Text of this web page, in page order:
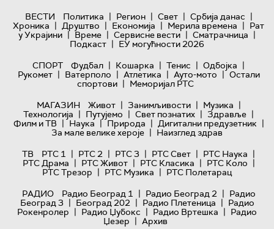
ВЕСТИ Политика | Регион | Свет | Србија данас |
Хроника | Друштво | Економија | Мерила времена | Рат
у Украјини | Време | Сервисне вести | Сматрачница |
Подкаст | ЕУ могућности 2026
СПОРТ
Фудбал | Кошарка | Тенис | Одбојка |
Рукомет | Ватерполо | Атлетика | Ауто-мото | Остали
спортови | Меморијал РТС
МАГАЗИН
Живот | Занимљивости | Музика |
Технологијa | Путујемо | Свет познатих | Здравље |
Филм и ТВ | Наука | Природа | Дигитални предузетник |
За мале велике хероје | Наизглед здрав
ТВ
РТС 1 | РТС 2 | РТС 3 | РТС Свет | РТС Наука |
РТС Драма | РТС Живот | РТС Класика | РТС Коло |
РТС Трезор | РТС Музика | РТС Полетарац
РАДИО
Радио Београд 1 | Радио Београд 2 | Радио
Београд 3 | Београд 202 | Радио Плетеница | Радио
Рокенролер | Радио Џубокс | Радио Вртешка | Радио
Џезер | Архив